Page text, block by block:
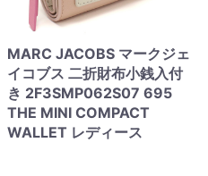
MARC JACOBS マークジェ
イコブス 二折財布小銭入付
き 2F3SMP062S07 695
THE MINI COMPACT
WALLET レディース